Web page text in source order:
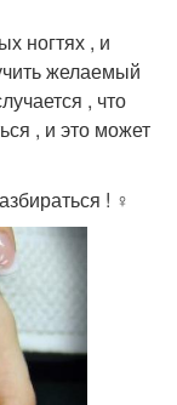
ногтях , и
желаемый
, что
, и это может
! ️‍♀️